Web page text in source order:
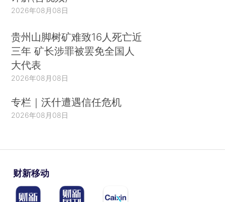
2026年08月08日
贵州山脚树矿难致16人死亡近
三年 矿长涉罪被罢免全国人
大代表
2026年08月08日
专栏｜沃什遭遇信任危机
2026年08月08日
财新移动